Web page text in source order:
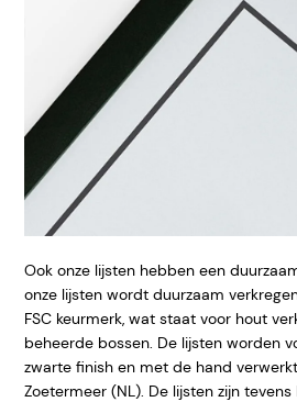
Ook onze lijsten hebben een
onze lijsten wordt duurzaam
FSC keurmerk, wat staat voor hout
beheerde bossen. De lijsten worden
zwarte finish en met de hand
Zoetermeer (NL). De lijsten zijn